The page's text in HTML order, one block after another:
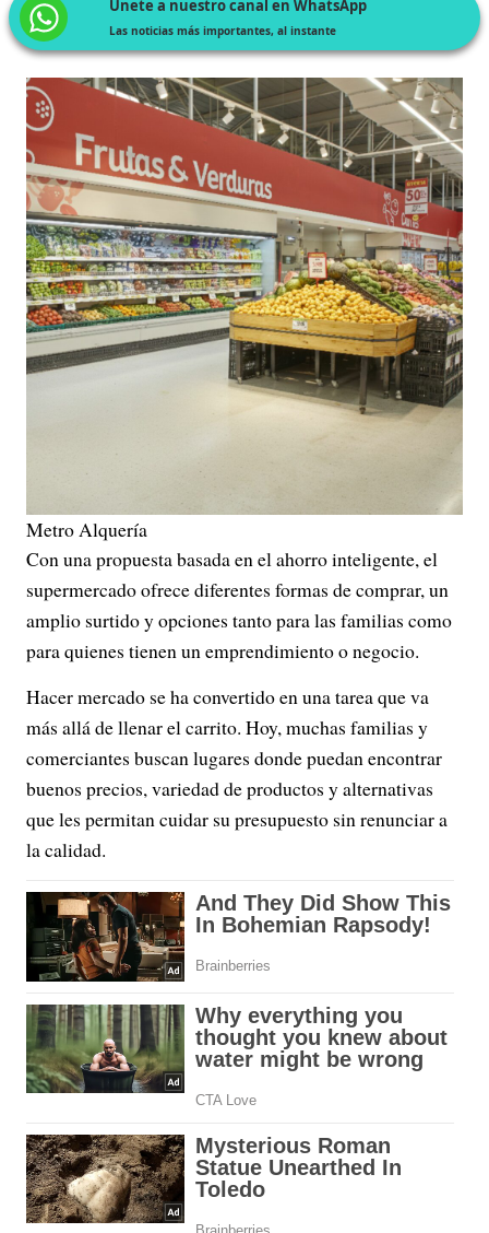
Únete a nuestro canal en WhatsApp
Las noticias más importantes, al instante
Metro Alquería
Con una propuesta basada en el ahorro inteligente, el
supermercado ofrece diferentes formas de comprar, un
amplio surtido y opciones tanto para las familias como
para quienes tienen un emprendimiento o negocio.
Hacer mercado se ha convertido en una tarea que va
más allá de llenar el carrito. Hoy, muchas familias y
comerciantes buscan lugares donde puedan encontrar
buenos precios, variedad de productos y alternativas
que les permitan cuidar su presupuesto sin renunciar a
la calidad.